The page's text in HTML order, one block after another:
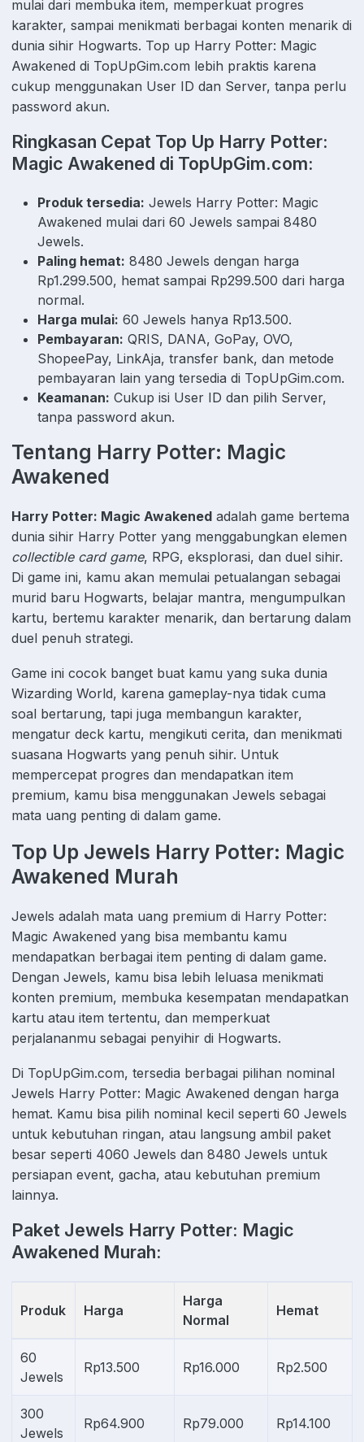
mulai dari membuka item, memperkuat progres
karakter, sampai menikmati berbagai konten menarik di
dunia sihir Hogwarts. Top up Harry Potter: Magic
Awakened di TopUpGim.com lebih praktis karena
cukup menggunakan User ID dan Server, tanpa perlu
password akun.
Ringkasan Cepat Top Up Harry Potter:
Magic Awakened di TopUpGim.com:
Produk tersedia: Jewels Harry Potter: Magic
Awakened mulai dari 60 Jewels sampai 8480
Jewels.
Paling hemat: 8480 Jewels dengan harga
Rp1.299.500, hemat sampai Rp299.500 dari harga
normal.
Harga mulai: 60 Jewels hanya Rp13.500.
Pembayaran: QRIS, DANA, GoPay, OVO,
ShopeePay, LinkAja, transfer bank, dan metode
pembayaran lain yang tersedia di TopUpGim.com.
Keamanan: Cukup isi User ID dan pilih Server,
tanpa password akun.
Tentang Harry Potter: Magic
Awakened
Harry Potter: Magic Awakened adalah game bertema
dunia sihir Harry Potter yang menggabungkan elemen
collectible card game, RPG, eksplorasi, dan duel sihir.
Di game ini, kamu akan memulai petualangan sebagai
murid baru Hogwarts, belajar mantra, mengumpulkan
kartu, bertemu karakter menarik, dan bertarung dalam
duel penuh strategi.
Game ini cocok banget buat kamu yang suka dunia
Wizarding World, karena gameplay-nya tidak cuma
soal bertarung, tapi juga membangun karakter,
mengatur deck kartu, mengikuti cerita, dan menikmati
suasana Hogwarts yang penuh sihir. Untuk
mempercepat progres dan mendapatkan item
premium, kamu bisa menggunakan Jewels sebagai
mata uang penting di dalam game.
Top Up Jewels Harry Potter: Magic
Awakened Murah
Jewels adalah mata uang premium di Harry Potter:
Magic Awakened yang bisa membantu kamu
mendapatkan berbagai item penting di dalam game.
Dengan Jewels, kamu bisa lebih leluasa menikmati
konten premium, membuka kesempatan mendapatkan
kartu atau item tertentu, dan memperkuat
perjalananmu sebagai penyihir di Hogwarts.
Di TopUpGim.com, tersedia berbagai pilihan nominal
Jewels Harry Potter: Magic Awakened dengan harga
hemat. Kamu bisa pilih nominal kecil seperti 60 Jewels
untuk kebutuhan ringan, atau langsung ambil paket
besar seperti 4060 Jewels dan 8480 Jewels untuk
persiapan event, gacha, atau kebutuhan premium
lainnya.
Paket Jewels Harry Potter: Magic
Awakened Murah:
Produk Harga
Harga
Normal
Hemat
60
Jewels
Rp13.500 Rp16.000 Rp2.500
300
Jewels
Rp64.900 Rp79.000 Rp14.100